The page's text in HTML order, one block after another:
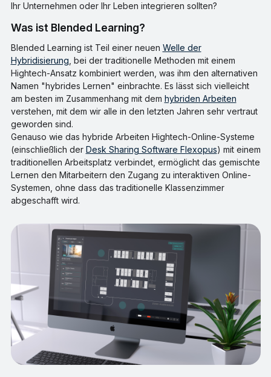
Ihr Unternehmen oder Ihr Leben integrieren sollten?
Was ist Blended Learning?
Blended Learning ist Teil einer neuen Welle der
Hybridisierung , bei der traditionelle Methoden mit einem
Hightech-Ansatz kombiniert werden, was ihm den alternativen
Namen "hybrides Lernen" einbrachte. Es lässt sich vielleicht
am besten im Zusammenhang mit dem hybriden Arbeiten
verstehen, mit dem wir alle in den letzten Jahren sehr vertraut
geworden sind.
Genauso wie das hybride Arbeiten Hightech-Online-Systeme
(einschließlich der Desk Sharing Software Flexopus) mit einem
traditionellen Arbeitsplatz verbindet, ermöglicht das gemischte
Lernen den Mitarbeitern den Zugang zu interaktiven Online-
Systemen, ohne dass das traditionelle Klassenzimmer
abgeschafft wird.